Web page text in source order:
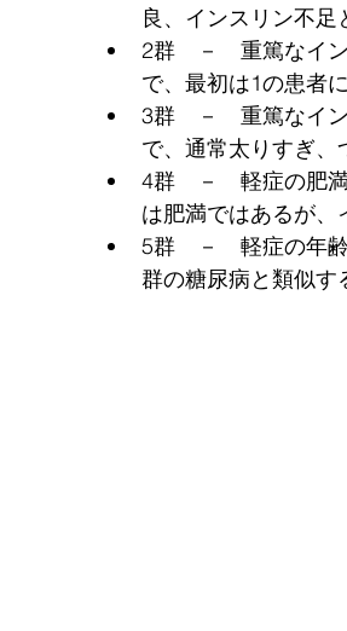
良、インスリン不足
2群　－　重篤なイ
で、最初は1の患者
3群　－　重篤なイ
で、通常太りすぎ、
4群　－　軽症の肥
は肥満ではあるが、
5群　－　軽症の年
群の糖尿病と類似す